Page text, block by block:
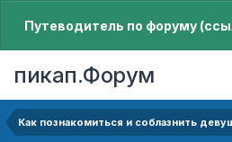
Путеводитель по форуму
пикап.Форум
Как познакомиться и соблазнить